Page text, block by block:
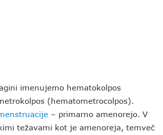
imenujemo hematokolpos
(hematometrocolpos).
– primarno amenorejo. V
težavami kot je amenoreja, temveč